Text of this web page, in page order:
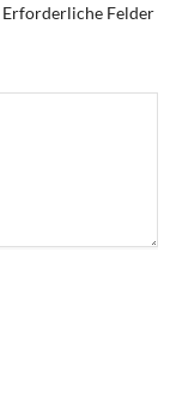
Erforderliche Felder